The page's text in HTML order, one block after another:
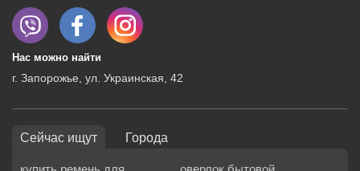
Нас можно найти
г. Запорожье, ул. Украинская, 42
Сейчас ищут Города